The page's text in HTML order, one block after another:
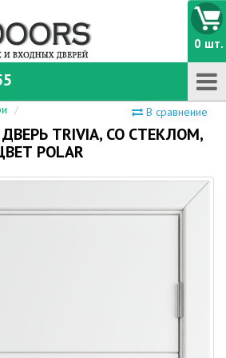
0 шт.
В сравнение
TRIVIA, СО СТЕКЛОМ,
POLAR